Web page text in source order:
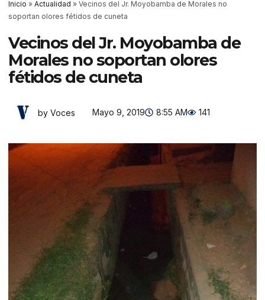
Inicio » Actualidad » Vecinos del Jr. Moyobamba de Morales no
soportan olores fétidos de cuneta
Vecinos del Jr. Moyobamba de
Morales no soportan olores
fétidos de cuneta
by Voces Mayo 9, 2019 8:55 AM 141